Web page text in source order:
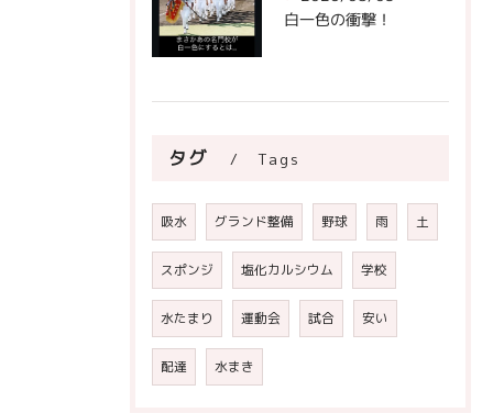
白一色の衝撃！
タグ Tags
吸水 グランド整備 野球 雨 土
スポンジ 塩化カルシウム 学校
水たまり 運動会 試合 安い
配達 水まき